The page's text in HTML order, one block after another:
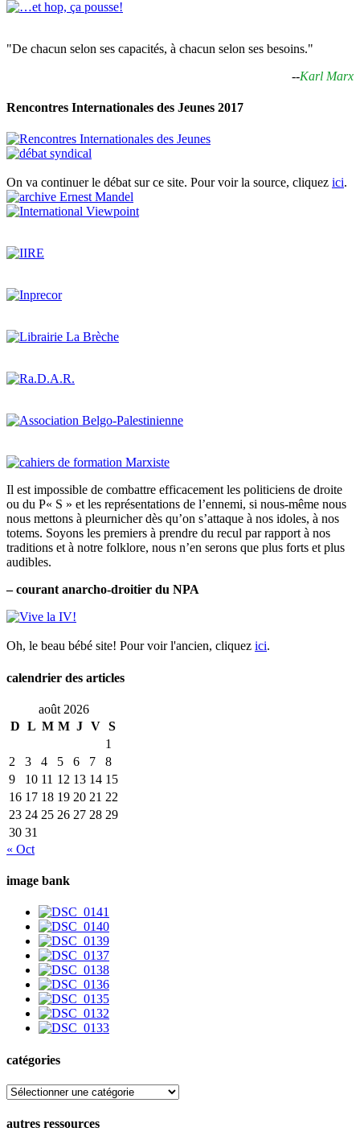
"De chacun selon ses capacités, à chacun selon ses besoins."
--Karl Marx
Rencontres Internationales des Jeunes 2017
On va continuer le débat sur ce site. Pour voir la source, cliquez ici.
Il est impossible de combattre efficacement les politiciens de droite
ou du P« S » et les représentations de l’ennemi, si nous-même nous
nous mettons à pleurnicher dès qu’on s’attaque à nos idoles, à nos
totems. Soyons les premiers à prendre du recul par rapport à nos
traditions et à notre folklore, nous n’en serons que plus forts et plus
audibles.
– courant anarcho-droitier du NPA
Oh, le beau bébé site! Pour voir l'ancien, cliquez ici.
calendrier des articles
août 2026
D L M M J V S
1
2
3 4 5 6 7
8
9
10 11 12 13 14 15
16 17 18 19 20 21 22
23 24 25 26 27 28 29
30 31
« Oct
image bank
catégories
catégories
autres ressources